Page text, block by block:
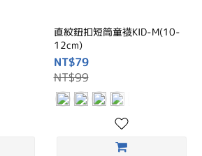
直紋鈕扣短筒童襪KID-M(10-
12cm)
NT$79
NT$99